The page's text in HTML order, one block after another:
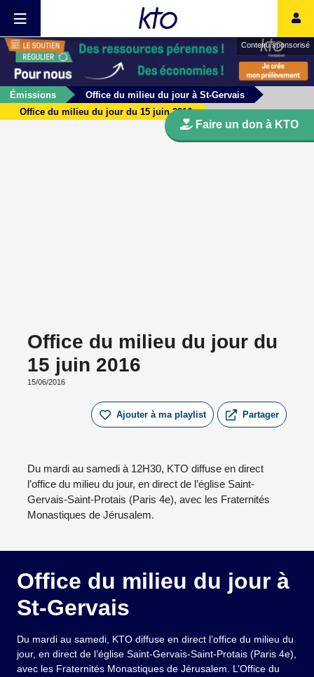
Contenu sponsorisé
Émissions
Office du milieu du jour à St-Gervais
Office du milieu du jour du 15 juin 2016
Office du milieu du jour du
15 juin 2016
15/06/2016
Partager
Ajouter à ma playlist
Du mardi au samedi à 12H30, KTO diffuse en direct
l’office du milieu du jour, en direct de l’église Saint-
Gervais-Saint-Protais (Paris 4e), avec les Fraternités
Monastiques de Jérusalem.
Office du milieu du jour à
St-Gervais
Du mardi au samedi, KTO diffuse en direct l’office du milieu du
jour, en direct de l’église Saint-Gervais-Saint-Protais (Paris 4e),
avec les Fraternités Monastiques de Jérusalem. L’Office du
Faire un don à KTO